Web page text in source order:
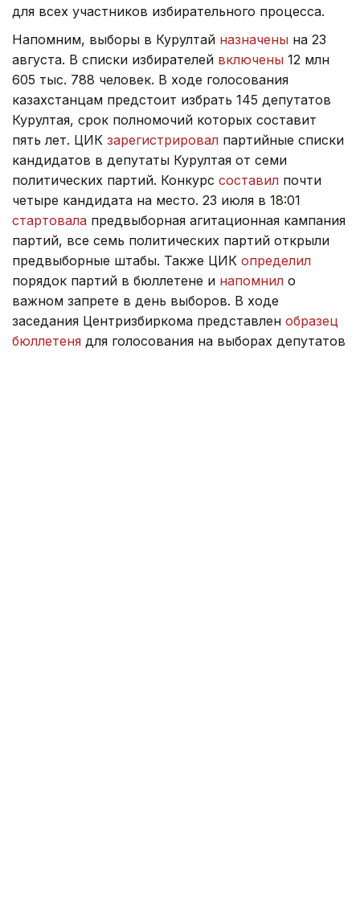
для всех участников избирательного процесса.
Напомним, выборы в Курултай назначены на 23
августа. В списки избирателей включены 12 млн
605 тыс. 788 человек. В ходе голосования
казахстанцам предстоит избрать 145 депутатов
Курултая, срок полномочий которых составит
пять лет. ЦИК зарегистрировал партийные списки
кандидатов в депутаты Курултая от семи
политических партий. Конкурс составил почти
четыре кандидата на место. 23 июля в 18:01
стартовала предвыборная агитационная кампания
партий, все семь политических партий открыли
предвыборные штабы. Также ЦИК определил
порядок партий в бюллетене и напомнил о
важном запрете в день выборов. В ходе
заседания Центризбиркома представлен образец
бюллетеня для голосования на выборах депутатов